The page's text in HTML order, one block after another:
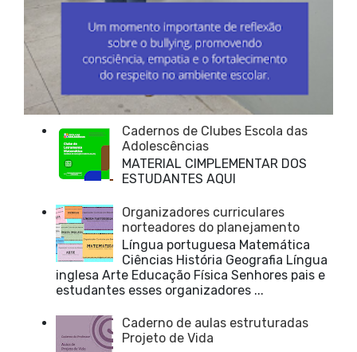
Cadernos de Clubes Escola das
Adolescências
MATERIAL CIMPLEMENTAR DOS
ESTUDANTES AQUI
Organizadores curriculares
norteadores do planejamento
Língua portuguesa Matemática
Ciências História Geografia Língua
inglesa Arte Educação Física Senhores pais e
estudantes esses organizadores ...
Caderno de aulas estruturadas
Projeto de Vida